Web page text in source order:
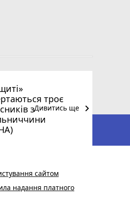
троє
зДивитись ще keyboard_arrow_right
сайтом
надання платного